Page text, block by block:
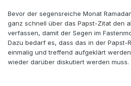
Bevor der segensreiche Monat
ganz schnell über das Papst-Zitat den
verfassen, damit der Segen im
Dazu bedarf es, dass das in der Papst-
einmalig und treffend aufgeklärt
wieder darüber diskutiert werden muss.